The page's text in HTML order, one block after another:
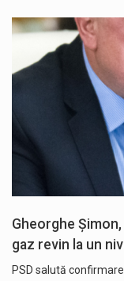
Gheorghe
gaz revin la un
PSD salută